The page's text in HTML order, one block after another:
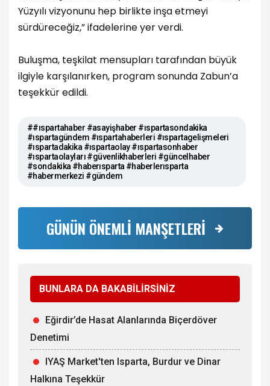
Yüzyılı vizyonunu hep birlikte inşa etmeyi
sürdüreceğiz,” ifadelerine yer verdi.
Buluşma, teşkilat mensupları tarafından büyük
ilgiyle karşılanırken, program sonunda Zabun’a
teşekkür edildi.
##ıspartahaber #asayişhaber #ıspartasondakika
#ıspartagündem #ıspartahaberleri #ıspartagelişmeleri
#ıspartadakika #ıspartaolay #ıspartasonhaber
#ıspartaolayları #güvenlikhaberleri #güncelhaber
#sondakika #haberısparta #haberlerısparta
#habermerkezi #gündem
GÜNÜN ÖNEMLİ MANŞETLERİ
BUNLARA DA BAKABİLİRSİNİZ
Eğirdir’de Hasat Alanlarında Biçerdöver
Denetimi
IYAŞ Market'ten Isparta, Burdur ve Dinar
Halkına Teşekkür